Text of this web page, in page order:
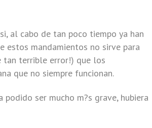
al cabo de tan poco tiempo ya han
estos mandamientos no sirve para
tan terrible error!) que los
que no siempre funcionan.
ser mucho m?s grave, hubiera